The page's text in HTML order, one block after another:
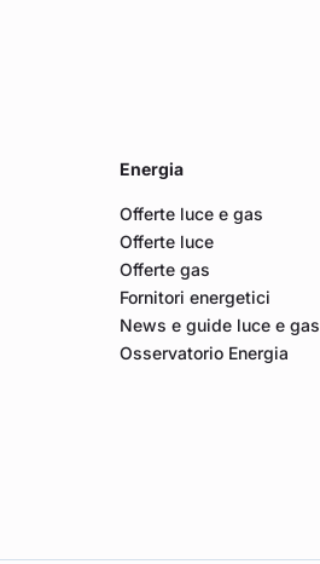
Energia
Offerte luce e gas
Offerte luce
Offerte gas
Fornitori energetici
News e guide luce e gas
Osservatorio Energia